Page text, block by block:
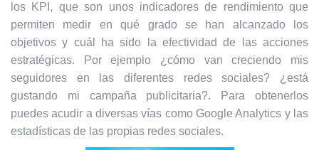
los KPI, que son unos indicadores de rendimiento que
permiten medir en qué grado se han alcanzado los
objetivos y cuál ha sido la efectividad de las acciones
estratégicas. Por ejemplo ¿cómo van creciendo mis
seguidores en las diferentes redes sociales? ¿está
gustando mi campaña publicitaria?. Para obtenerlos
puedes acudir a diversas vías como Google Analytics y las
estadísticas de las propias redes sociales.